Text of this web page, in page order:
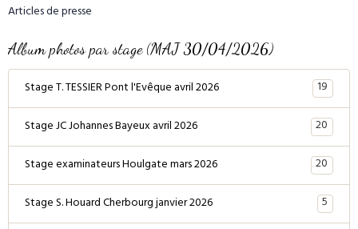
Articles de presse
Album photos par stage (MAJ 30/04/2026)
Stage T. TESSIER Pont l'Evêque avril 2026
19
Stage JC Johannes Bayeux avril 2026
20
Stage examinateurs Houlgate mars 2026
20
Stage S. Houard Cherbourg janvier 2026
5